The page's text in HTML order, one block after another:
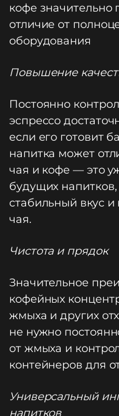
кофе значительно
отличие от
оборудования
Повышение
Постоянно
эспрессо
если его готовит
напитка может
чая и кофе — это
будущих
стабильный вкус
чая.
Чистота и прядок
Значительное
кофейных
жмыха и других
не нужно
от жмыха и
контейнеров для
Универсальный
напитков